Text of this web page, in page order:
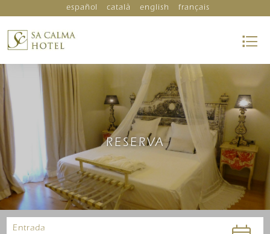
español català english français
Entrada
RESERVA